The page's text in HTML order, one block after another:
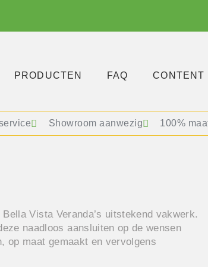
PRODUCTEN FAQ CONTENT
Showroom aanwezig 100%
Vista Veranda’s uitstekend vakwerk.
naadloos aansluiten op de wensen
op maat gemaakt en vervolgens